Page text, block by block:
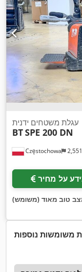
Częstochowa
עגלת משטחים ידנית
BTSPE 200 DN
על מחיר
טוב מאוד (משומש)
משומשות נוספות